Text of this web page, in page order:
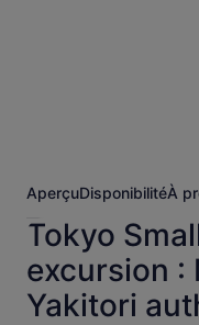
AperçuDisponibilitéÀ
Tokyo
excursion :
Yakitori